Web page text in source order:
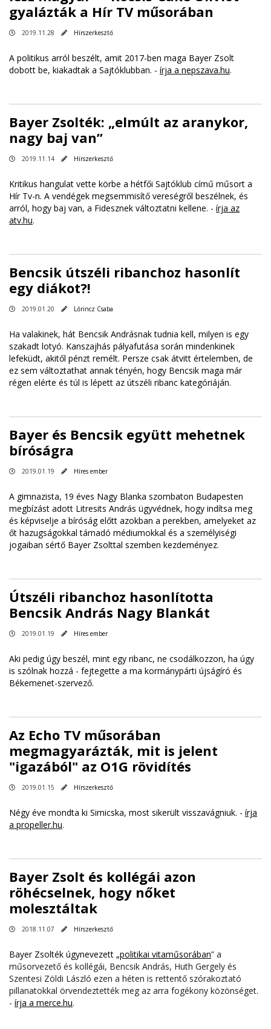
gyalázták a Hír TV műsorában
2019.11.28 Hírszerkesztő
A politikus arról beszélt, amit 2017-ben maga Bayer Zsolt
dobott be, kiakadtak a Sajtóklubban. - írja a nepszava.hu.
Bayer Zsolték: „elmúlt az aranykor,
nagy baj van”
2019.11.14 Hírszerkesztő
Kritikus hangulat vette körbe a hétfői Sajtóklub című műsort a
Hír Tv-n. A vendégek megsemmisítő vereségről beszélnek, és
arról, hogy baj van, a Fidesznek változtatni kellene. - írja az
atv.hu.
Bencsik útszéli ribanchoz hasonlít
egy diákot?!
2019.01.20 Lőrincz Csaba
Ha valakinek, hát Bencsik Andrásnak tudnia kell, milyen is egy
szakadt lotyó. Kanszajhás pályafutása során mindenkinek
lefeküdt, akitől pénzt remélt. Persze csak átvitt értelemben, de
ez sem változtathat annak tényén, hogy Bencsik maga már
régen elérte és túl is lépett az útszéli ribanc kategóriáján.
Bayer és Bencsik együtt mehetnek
bíróságra
2019.01.19 Híres ember
A gimnazista, 19 éves Nagy Blanka szombaton Budapesten
megbízást adott Litresits András ügyvédnek, hogy indítsa meg
és képviselje a bíróság előtt azokban a perekben, amelyeket az
őt hazugságokkal támadó médiumokkal és a személyiségi
jogaiban sértő Bayer Zsolttal szemben kezdeményez.
Útszéli ribanchoz hasonlította
Bencsik András Nagy Blankát
2019.01.19 Híres ember
Aki pedig úgy beszél, mint egy ribanc, ne csodálkozzon, ha úgy
is szólnak hozzá - fejtegette a ma kormánypárti újságíró és
Békemenet-szervező.
Az Echo TV műsorában
megmagyarázták, mit is jelent
"igazából" az O1G rövidítés
2019.01.15 Hírszerkesztő
Négy éve mondta ki Simicska, most sikerült visszavágniuk. - írja
a propeller.hu.
Bayer Zsolt és kollégái azon
röhécselnek, hogy nőket
molesztáltak
2018.11.07 Hírszerkesztő
Bayer Zsolték úgynevezett „politikai vitaműsorában” a
műsorvezető és kollégái, Bencsik András, Huth Gergely és
Szentesi Zöldi László ezen a héten is rettentő szórakoztató
pillanatokkal örvendeztették meg az arra fogékony közönséget.
- írja a merce.hu.